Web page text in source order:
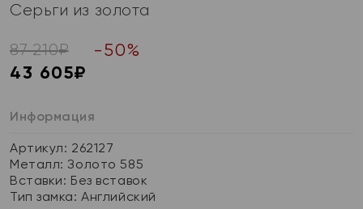
Серьги из золота
87 210₽ -50%
43 605₽
Информация
Артикул: 262127
Металл:Золото 585
Вставки: Без вставок
Тип замка:Английский